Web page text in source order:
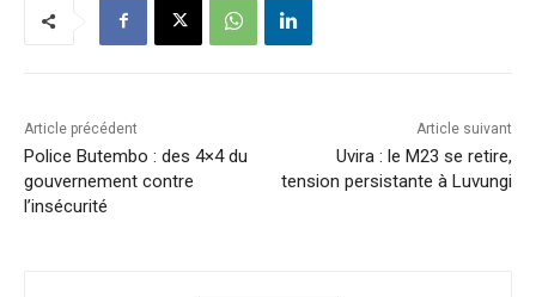
Article précédent
Police Butembo : des 4×4 du
gouvernement contre
l’insécurité
Article suivant
Uvira : le M23 se retire,
tension persistante à Luvungi